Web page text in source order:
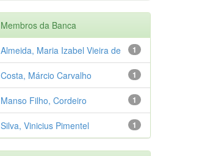
Membros da Banca
1
Almeida, Maria Izabel Vieira de
1
Costa, Márcio Carvalho
1
Manso Filho, Cordeiro
1
Silva, Vinicius Pimentel